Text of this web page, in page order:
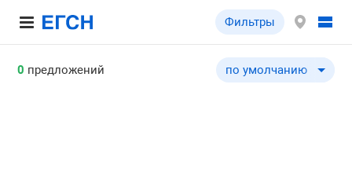
Фильтры
0 предложений по умолчанию
по умолчанию